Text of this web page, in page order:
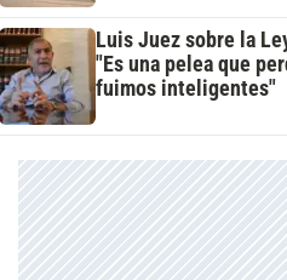
Luis Juez sobre la
"Es una pelea que
fuimos inteligentes"